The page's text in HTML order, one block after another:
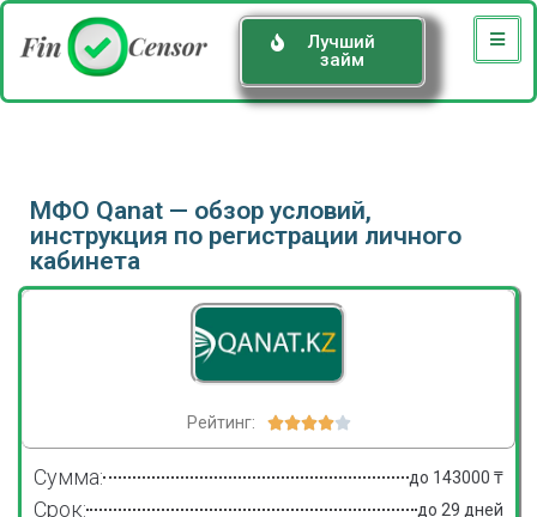
Лучший
займ
МФО Qanat — обзор условий,
инструкция по регистрации личного
кабинета
Рейтинг: 
Сумма: до 143000 ₸
Срок: до 29 дней